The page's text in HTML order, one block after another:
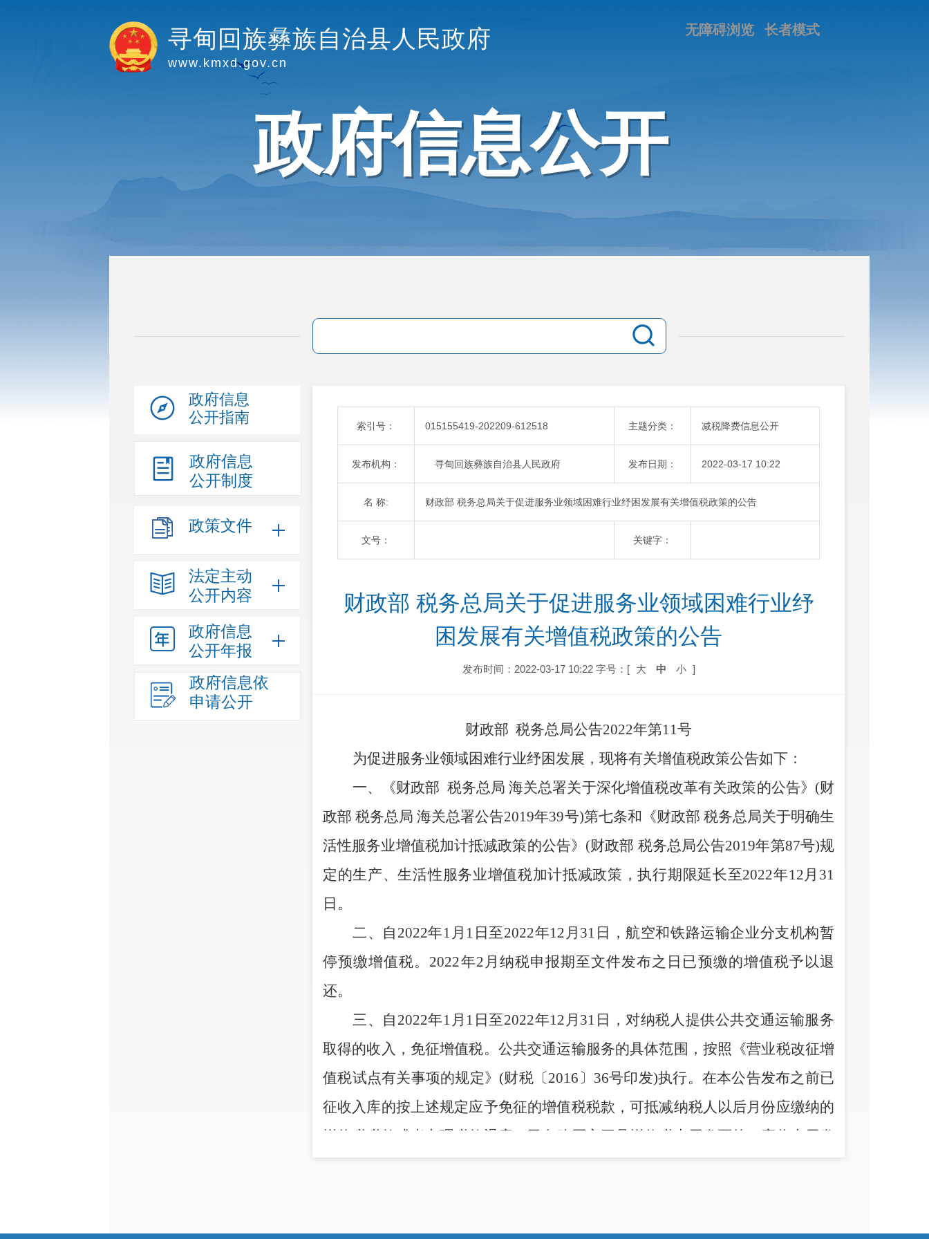
长者模式
无障碍浏览
寻甸回族彝族自治县人民政府
www.kmxd.gov.cn
政府信息公开
政府信息
公开指南
政府信息
公开制度
政策文件
法定主动
公开内容
政府信息
公开年报
政府信息依
申请公开
索引号： 015155419-202209-612518 主题分类： 减税降费信息公开
发布机构： 寻甸回族彝族自治县人民政府 发布日期： 2022-03-17 10:22
名 称: 财政部 税务总局关于促进服务业领域困难行业纾困发展有关增值税政策的公告
文号： 关键字：
财政部 税务总局关于促进服务业领域困难行业纾
困发展有关增值税政策的公告
发布时间：2022-03-17 10:22 字号：[ 大 中 小 ]
财政部 税务总局公告2022年第11号
为促进服务业领域困难行业纾困发展，现将有关增值税政策公告如下：
一、
《财政部 税务总局 海关总署关于深化增值税改革有关政策的公告》 (财
政部 税务总局 海关总署公告2019年39号)第七条和《财政部 税务总局关于明确生
活性服务业增值税加计抵减政策的公告》 (财政部 税务总局公告2019年第87号)规
定的生产、生活性服务业增值税加计抵减政策，执行期限延长至2022年12月 31
日。
二、
自 2022年1 月 1 日至2022年12 月 31 日，航空和铁路运输企业分支机构暂
停预缴增值税。 2022年2 月纳税申报期至文件发布之日已预缴的增值税予以退
还。
三、
自 2022年1 月 1 日至2022年12 月 31 日，对纳税人提供公共交通运输服务
取得的收入，免征增值税。公共交通运输服务的具体范围，按照《营业税改征增
值税试点有关事项的规定》 (财税〔2016 〕 36号印发)执行。在本公告发布之前已
征收入库的按上述规定应予免征的增值税税款，可抵减纳税人以后月份应缴纳的
增值税税款或者办理税款退库。已向购买方开具增值税专用发票的，应将专用发